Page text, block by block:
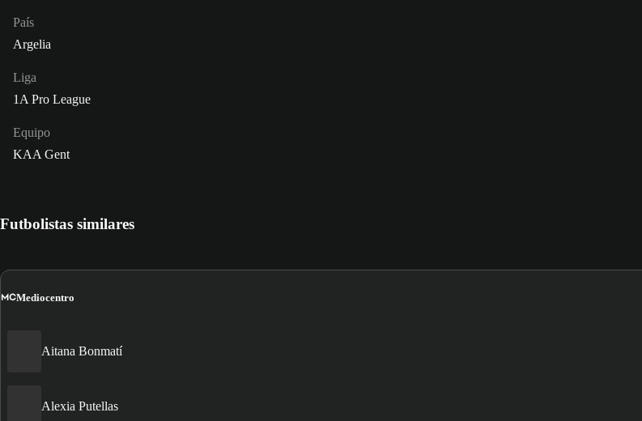
País
Argelia
Liga
1A Pro League
Equipo
KAA Gent
Futbolistas similares
MCMediocentro
Aitana Bonmatí
Alexia Putellas